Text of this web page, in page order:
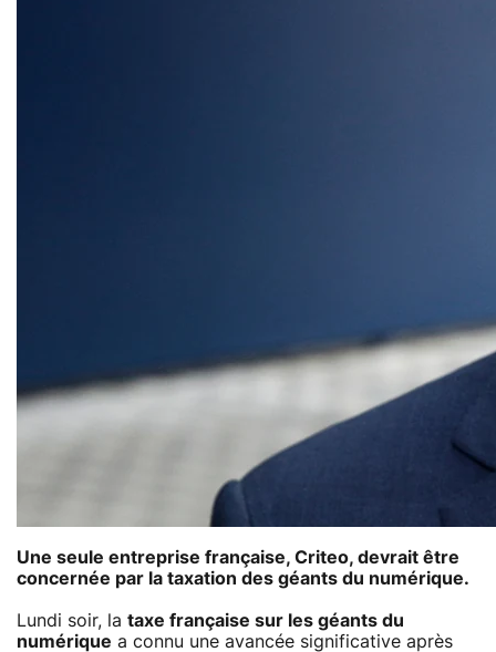
Une seule entreprise française, Criteo, devrait être
concernée par la taxation des géants du numérique.
Lundi soir, la taxe française sur les géants du
numérique a connu une avancée significative après